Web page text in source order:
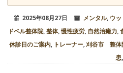
2025年08月27日 メンタル, ウ
ドベル整体院,整体,慢性疲労, 自然治癒力,
休診日のご案内, トレーナー,刈谷市 整体
患,